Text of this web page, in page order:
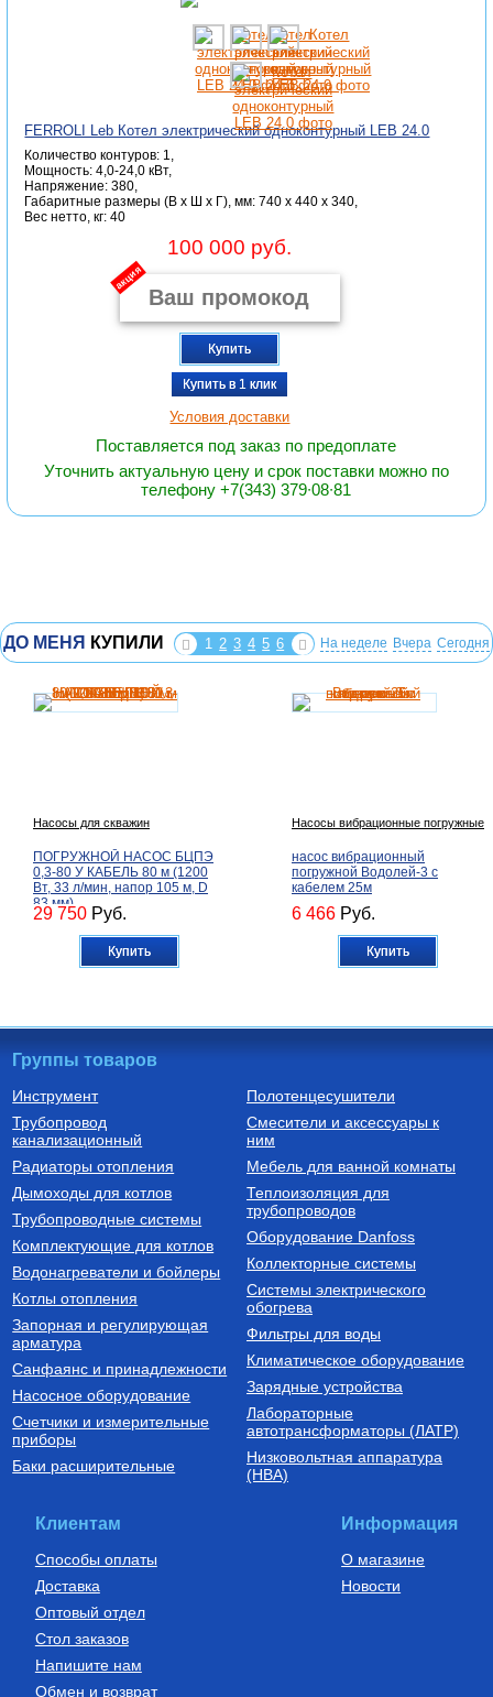
FERROLI Leb Котел электрический одноконтурный LEB 24.0
Количество контуров: 1,
Мощность: 4,0-24,0 кВт,
Напряжение: 380,
Габаритные размеры (В x Ш x Г), мм: 740 x 440 x 340,
Вес нетто, кг: 40
100 000 руб.
акция
Купить
Купить в 1 клик
Условия доставки
Поставляется под заказ по предоплате
Уточнить актуальную цену и срок поставки можно по
телефону +7(343) 379∙08∙81
ДО МЕНЯ КУПИЛИ 1 2 3 4 5 6 На неделе Вчера Сегодня
Насосы для скважин
ПОГРУЖНОЙ НАСОС БЦПЭ
0,3-80 У КАБЕЛЬ 80 м (1200
Вт, 33 л/мин, напор 105 м, D
83 мм)
29 750 Руб.
Купить
Насосы вибрационные погружные
насос вибрационный
погружной Водолей-3 с
кабелем 25м
6 466 Руб.
Купить
Бойлеры (водонагреватели
косвенного нагрева)
нагрева напольный из
нержавеющей стали STINOX F
500 л., арт.: 805F0050
127 190Руб.
Купить
Трубы из сшитого полиэтилена
Труба напорная из сшитого
полиэтилена с барьерным
слоем EVOH, тип PE-Xa
16(2.2) бухта 100 м,
VA1622.3.C.100
7 300Руб.
Котлы газовые настенные
одноконтурный Vitabel HF 32
63 890Руб.
Купить
Дымоходы для котлов DN 80
(традиционные)
Элемент дымохода DN80
Руб.
Купить
Группы товаров
Инструмент
Трубопровод
канализационный
Радиаторы отопления
Дымоходы для котлов
Трубопроводные системы
Комплектующие для котлов
Водонагреватели и бойлеры
Котлы отопления
Запорная и регулирующая
арматура
Санфаянс и принадлежности
Насосное оборудование
Счетчики и измерительные
приборы
Баки расширительные
Полотенцесушители
Смесители и аксессуары к
ним
Мебель для ванной комнаты
Теплоизоляция для
трубопроводов
Оборудование Danfoss
Коллекторные системы
Системы электрического
обогрева
Фильтры для воды
Климатическое оборудование
Зарядные устройства
Лабораторные
автотрансформаторы (ЛАТР)
Низковольтная аппаратура
(НВА)
Клиентам
Способы оплаты
Доставка
Оптовый отдел
Стол заказов
Напишите нам
Обмен и возврат
Информация
О магазине
Новости